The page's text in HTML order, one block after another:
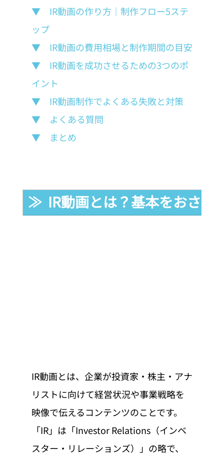
▼　IR動画の作り方｜制作フロー5ステ
ップ
▼　IR動画の費用相場と制作期間の目安
▼　IR動画を成功させるための3つのポ
イント
▼　IR動画制作でよくある失敗と対策
▼　よくある質問
▼　まとめ
≫  IR動画とは？基本をおさら
IR動画とは、企業が投資家・株主・アナ
リストに向けて経営状況や事業戦略を
映像で伝えるコンテンツのことです。
「IR」は「Investor Relations（インベ
スター・リレーションズ）」の略で、